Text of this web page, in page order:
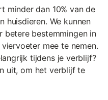
minder dan 10% van de
huisdieren. We kunnen
betere bestemmingen in
mee te nemen.
tijdens je verblijf?
uit, om het verblijf te